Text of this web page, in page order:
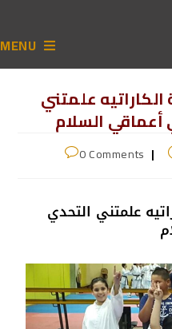
MENU
علمتني
السلام
0 Comments
علمتني التحدي